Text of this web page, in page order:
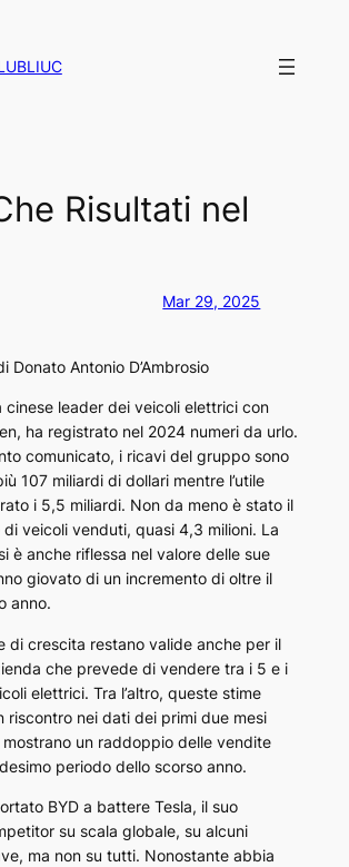
Risultati nel
Mar 29, 2025
Donato Antonio D’Ambrosio
cinese leader dei veicoli elettrici con
ha registrato nel 2024 numeri da urlo.
comunicato, i ricavi del gruppo sono
107 miliardi di dollari mentre l’utile
i 5,5 miliardi. Non da meno è stato il
veicoli venduti, quasi 4,3 milioni. La
è anche riflessa nel valore delle sue
giovato di un incremento di oltre il
anno.
di crescita restano valide anche per il
che prevede di vendere tra i 5 e i
elettrici. Tra l’altro, queste stime
riscontro nei dati dei primi due mesi
mostrano un raddoppio delle vendite
periodo dello scorso anno.
BYD a battere Tesla, il suo
su scala globale, su alcuni
ma non su tutti. Nonostante abbia